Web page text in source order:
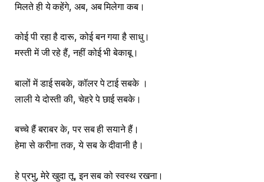
मिलते ही ये कहेंगे, अब, अब मिलेगा कब।
कोई पी रहा है दारू, कोई बन गया है साधु।
मस्ती में जी रहे हैं, नहीं कोई भी बेकाबू।
बालों में डाई सबके, कॉलर पे टाई सबके ।
लाली ये दोस्ती की, चेहरे पे छाई सबके।
बच्चे हैं बराबर के, पर सब ही सयाने हैं।
हेमा से करीना तक, ये सब के दीवानी है।
हे प्रभु, मेरे खुदा तू, इन सब को स्वस्थ रखना।